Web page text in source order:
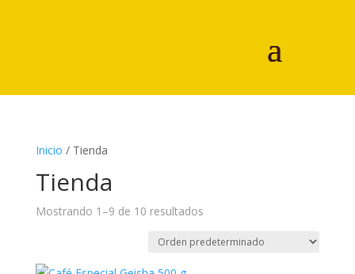
Inicio / Tienda
Tienda
Mostrando 1–9 de 10 resultados